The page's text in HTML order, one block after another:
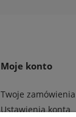
Moje konto
Twoje zamówienia
Ustawienia konta